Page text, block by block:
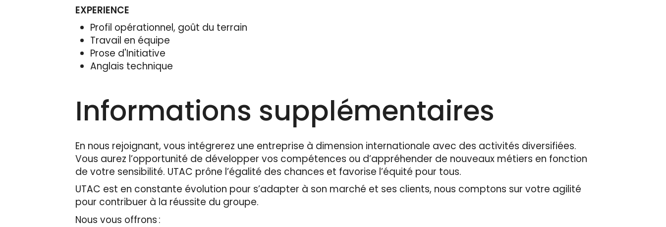
EXPERIENCE
Profil opérationnel, goût du terrain
Travail en équipe
Prose d'Initiative
Anglais technique
Informations supplémentaires
En nous rejoignant, vous intégrerez une entreprise à dimension internationale avec des activités diversifiées.
Vous aurez l’opportunité de développer vos compétences ou d’appréhender de nouveaux métiers en fonction
de votre sensibilité. UTAC prône l’égalité des chances et favorise l’équité pour tous.
UTAC est en constante évolution pour s’adapter à son marché et ses clients, nous comptons sur votre agilité
pour contribuer à la réussite du groupe.
Nous vous offrons :